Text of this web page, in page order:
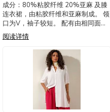
成分：80%粘胶纤维 20%亚麻 及膝
连衣裙，由粘胶纤维和亚麻制成。 领
口为V，袖子较短。 配有由相同面料
制成的腰带。 它有前袋。 非洲美学，
长衫焕然一新，带来优雅和完全舒
适。 巴西制造。 可选颜色：绿色、橙
阅读详情